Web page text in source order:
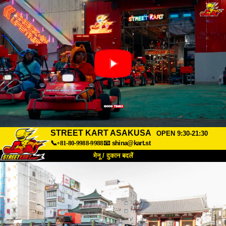
STREET KART ASAKUSA
OPEN 9:30-21:30
📞+81-80-9988-9988📧 shina@kart.st
मेनू / दुकान बदलें
हमारे बारे में विशेषताएँ कीमत
पहुंच वॉयस FAQ